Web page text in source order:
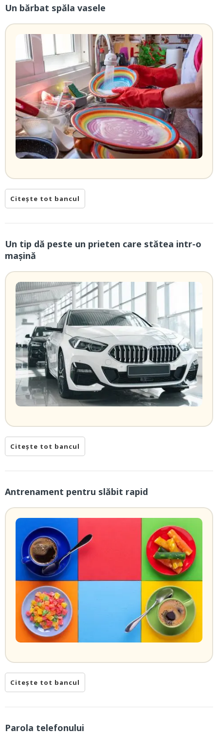
Un bărbat spăla vasele
Citește tot bancul
Un tip dă peste un prieten care stătea intr-o
mașină
Citește tot bancul
Antrenament pentru slăbit rapid
Citește tot bancul
Parola telefonului